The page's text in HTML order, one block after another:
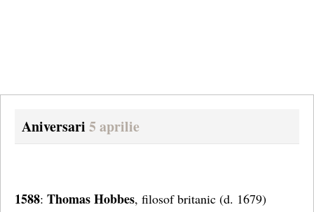
Aniversari 5 aprilie
1588: Thomas Hobbes, filosof britanic (d. 1679)